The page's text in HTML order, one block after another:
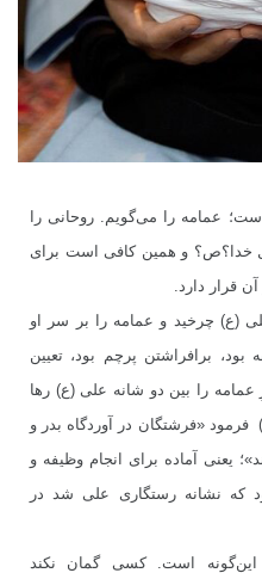
عمامه را می‌گویم. روحانی را
خدا؟ص؟ و همین کافی است برای
قرار دارد.
(ع) چرخید و عمامه را بر سر او
برافراشتن پرچم بود، تعیین
عمامه را بین دو شانه علی (ع) رها
«فرشتگان در آوردگاه بدر و
یعنی آماده برای انجام وظیفه و
که نشانه رستگاری علی شد در
است. کسی گمان نکند